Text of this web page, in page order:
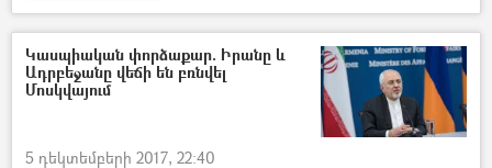
Կասպիական փորձաքար. Իրանը և
Ադրբեջանը վեճի են բռնվել
Մոսկվայում
5 դեկտեմբերի 2017, 22:40